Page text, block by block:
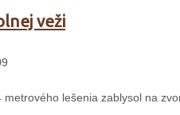
veži
lešenia zablysol na